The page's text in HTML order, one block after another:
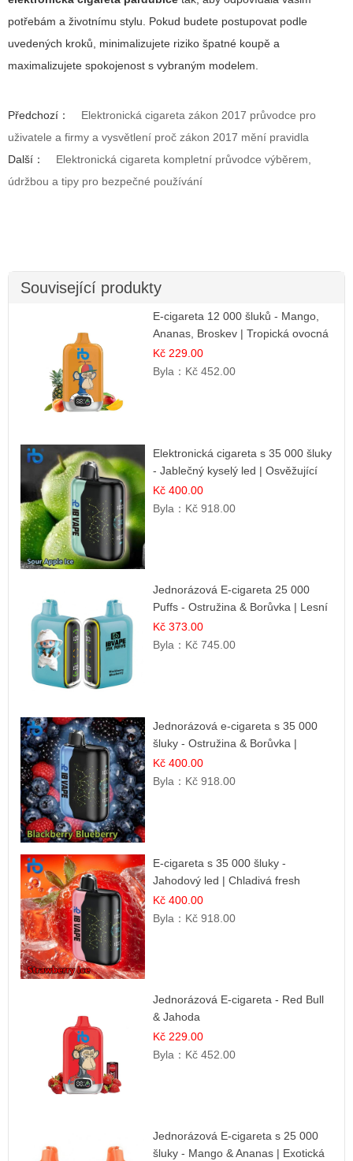
potřebám a životnímu stylu. Pokud budete postupovat podle
uvedených kroků, minimalizujete riziko špatné koupě a
maximalizujete spokojenost s vybraným modelem.
Předchozí：
Elektronická cigareta zákon 2017 průvodce pro
uživatele a firmy a vysvětlení proč zákon 2017 mění pravidla
Další：
Elektronická cigareta kompletní průvodce výběrem,
údržbou a tipy pro bezpečné používání
Související produkty
E-cigareta 12 000 šluků - Mango,
Ananas, Broskev | Tropická ovocná
směs
Kč 229.00
Byla： Kč 452.00
Elektronická cigareta s 35 000 šluky
- Jablečný kyselý led | Osvěžující
kyselá jablka
Kč 400.00
Byla： Kč 918.00
Jednorázová E-cigareta 25 000
Puffs - Ostružina & Borůvka | Lesní
ovocná směs
Kč 373.00
Byla： Kč 745.00
Jednorázová e-cigareta s 35 000
šluky - Ostružina & Borůvka |
Intenzivní lesní směs
Kč 400.00
Byla： Kč 918.00
E-cigareta s 35 000 šluky -
Jahodový led | Chladivá fresh
příchuť
Kč 400.00
Byla： Kč 918.00
Jednorázová E-cigareta - Red Bull
& Jahoda
Kč 229.00
Byla： Kč 452.00
Jednorázová E-cigareta s 25 000
šluky - Mango & Ananas | Exotická